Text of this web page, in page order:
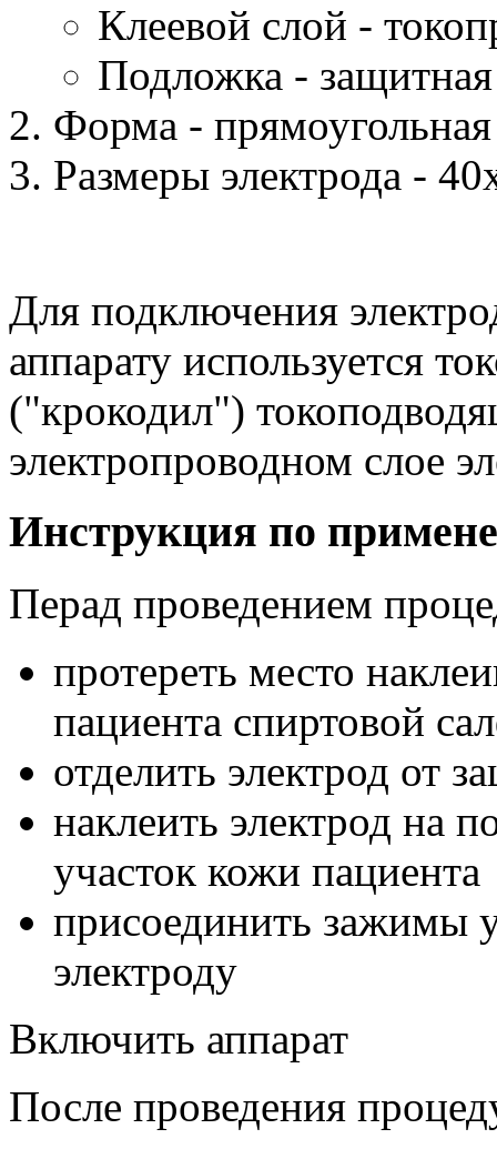
Клеевой слой -
Подложка -
Форма - прямоугольная
Размеры электрода -
Для подключения
аппарату используется
("крокодил")
электропроводном слое
Инструкция по
Перад проведением
протереть место
пациента спиртовой
отделить электрод от
наклеить электрод на
участок кожи пациента
присоединить зажимы
электроду
Включить аппарат
После проведения